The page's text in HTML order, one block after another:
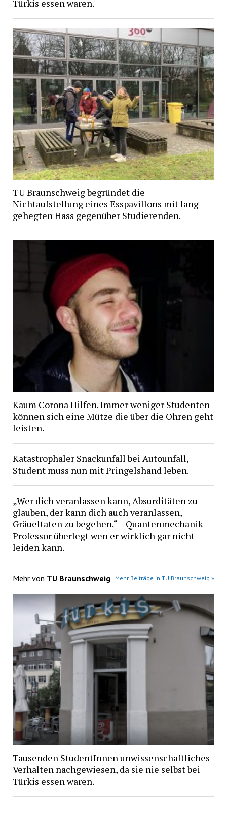
Türkis essen waren.
TU Braunschweig begründet die
Nichtaufstellung eines Esspavillons mit lang
gehegten Hass gegenüber Studierenden.
Kaum Corona Hilfen. Immer weniger Studenten
können sich eine Mütze die über die Ohren geht
leisten.
Katastrophaler Snackunfall bei Autounfall,
Student muss nun mit Pringelshand leben.
„Wer dich veranlassen kann, Absurditäten zu
glauben, der kann dich auch veranlassen,
Gräueltaten zu begehen.“ – Quantenmechanik
Professor überlegt wen er wirklich gar nicht
leiden kann.
Mehr von TU Braunschweig Mehr Beiträge in TU Braunschweig »
Tausenden StudentInnen unwissenschaftliches
Verhalten nachgewiesen, da sie nie selbst bei
Türkis essen waren.